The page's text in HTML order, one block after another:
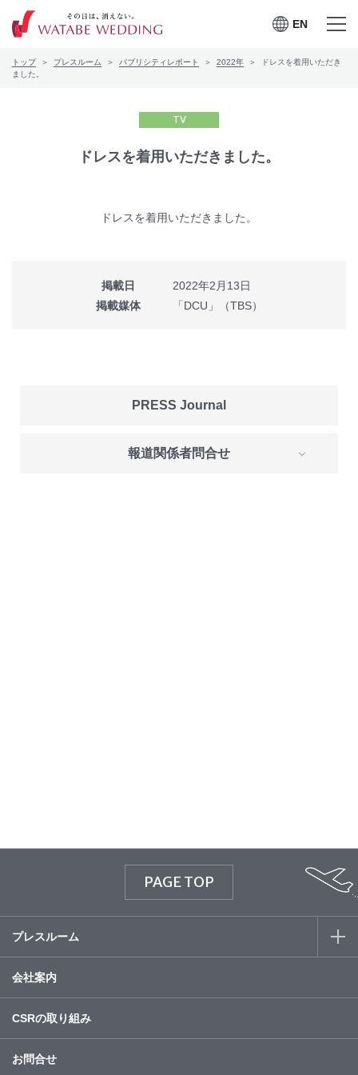
EN
を開く
EN
メニュー
プレスルーム
CSRの取り組み
スサイト
採用情報
トップ プレスルーム パブリシティレポート 2022年
ドレスを着用いただき
ました。
TV
ドレスを着用いただきました。
ドレスを着用いただきました。
掲載日
2022年2月13日
掲載媒体
「DCU」（TBS）
PRESS Journal
報道関係者問合せ
PAGE TOP
プレスルーム
会社案内
CSRの取り組み
お問合せ